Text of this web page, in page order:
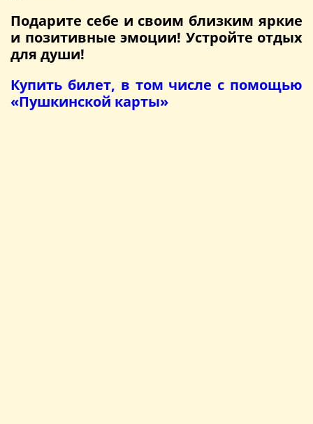
Подарите себе и своим близким яркие
и позитивные эмоции! Устройте отдых
для души!
Купить билет, в том числе с помощью
«Пушкинской карты»